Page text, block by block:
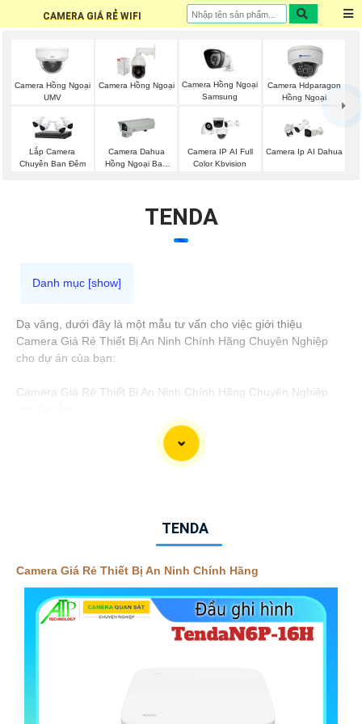
CAMERA GIÁ RẺ WIFI
Camera Hồng Ngoại
UMV
Camera Hồng Ngoại
Camera Hồng Ngoại
Samsung
Camera Hdparagon
Hồng Ngoại
Lắp Camera
Chuyên Ban Đêm
Camera Dahua
Hồng Ngoại Ban
Camera IP AI Full
Color Kbvision
Camera Ip AI Dahua
TENDA
Dạ vâng, dưới đây là một mẫu tư vấn cho việc giới thiệu
Camera Giá Rẻ Thiết Bị An Ninh Chính Hãng Chuyên Nghiệp
cho dự án của bạn:
Camera Giá Rẻ Thiết Bị An Ninh Chính Hãng Chuyên Nghiệp
Chúng tôi xin giới thiệu đến quý khách hàng dòng sản phẩm
Camera Giá Rẻ Thiết Bị An Ninh Chính Hãng Chuyên Nghiệp,
chất lượng và hiệu suất làm việc.👩‍🌾
Chất lượng chính hãng: Sản phẩm được chọn lọc từ các nhà
nghiệp và tin cậy: Camera được thiết kế để đáp ứng các yêu
cầu an ninh chuyên nghiệp, mang đến sự an tâm cho dự án của
quý khách.
Dịch vụ đi kèm:- Tư vấn, lựa chọn thiết bị phù hợp với không
dịch vụ chăm sóc khách hàng chuyên nghiệp, chúng tôi mong
TENDA
Camera Giá Rẻ Thiết Bị An Ninh Chính Hãng